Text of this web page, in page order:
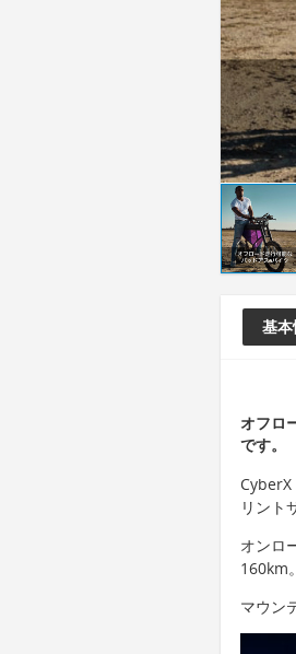
基本
オフロ
です。
リント
オンロ
160km。
マウン